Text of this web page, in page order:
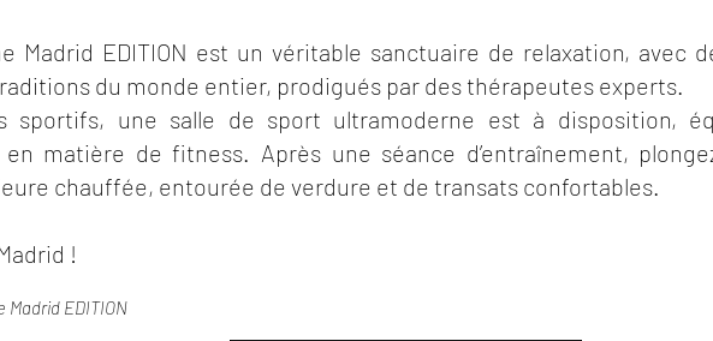
Madrid EDITION est un véritable sanctuaire de relaxation, avec
du monde entier, prodigués par des thérapeutes experts.
sportifs, une salle de sport ultramoderne est à disposition,
matière de fitness. Après une séance d’entraînement,
chauffée, entourée de verdure et de transats confortables.
!
Madrid EDITION